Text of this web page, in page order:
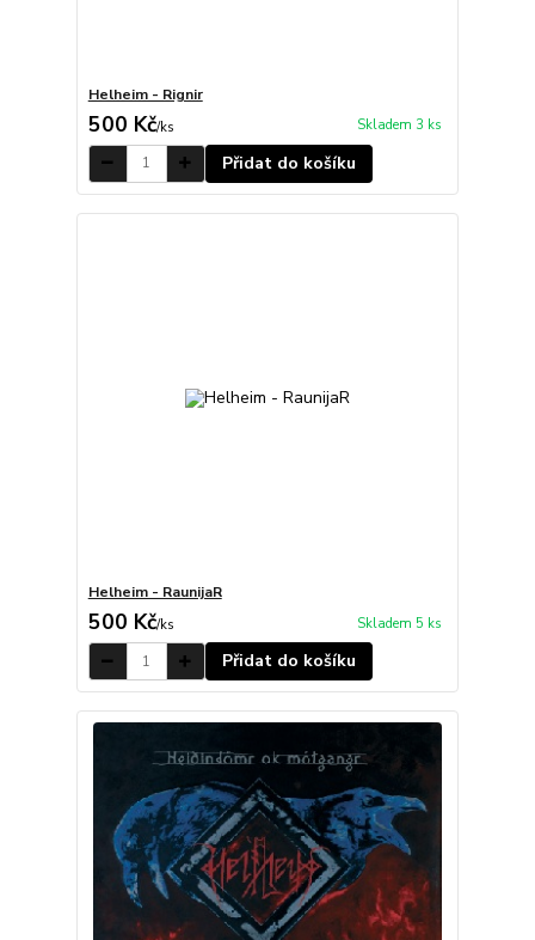
Helheim - Rignir
500 Kč/ks Skladem 3 ks
Přidat do košíku
Helheim - RaunijaR
500 Kč/ks Skladem 5 ks
Přidat do košíku